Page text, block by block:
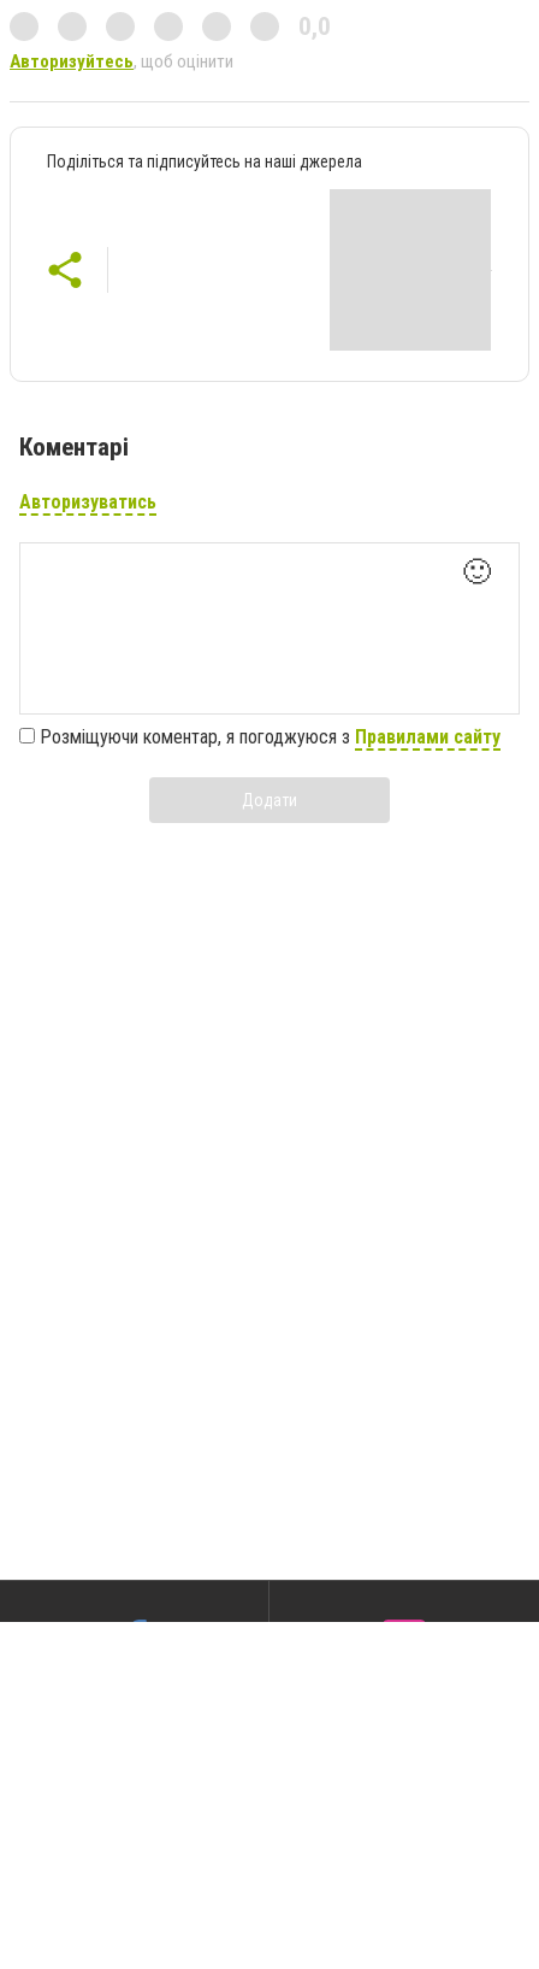
0,0
Авторизуйтесь, щоб оцінити
Поділіться та підписуйтесь на наші джерела
Коментарі
Авторизуватись
🙂
Розміщуючи коментар, я погоджуюся з Правилами сайту
Додати